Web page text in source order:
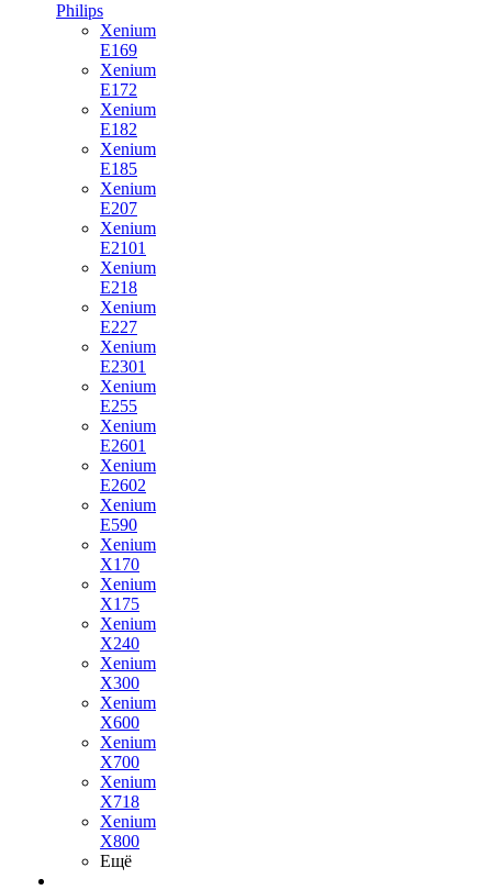
Philips
Xenium
E169
Xenium
E172
Xenium
E182
Xenium
E185
Xenium
E207
Xenium
E2101
Xenium
E218
Xenium
E227
Xenium
E2301
Xenium
E255
Xenium
E2601
Xenium
E2602
Xenium
E590
Xenium
X170
Xenium
X175
Xenium
X240
Xenium
X300
Xenium
X600
Xenium
X700
Xenium
X718
Xenium
X800
Ещё